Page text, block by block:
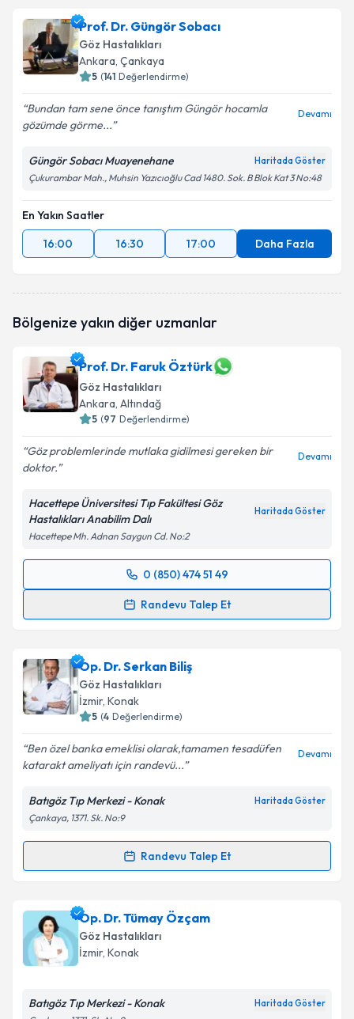
Prof. Dr. Güngör Sobacı
Göz Hastalıkları
Ankara, Çankaya
5 (141 Değerlendirme)
Bundan tam sene önce tanıştım Güngör hocamla
gözümde görme...
Devamı
Güngör Sobacı Muayenehane Haritada Göster
Çukurambar Mah., Muhsin Yazıcıoğlu Cad 1480. Sok. B Blok Kat 3 No:48
En Yakın Saatler
16:00
16:30 17:00 Daha Fazla
Bölgenize yakın diğer uzmanlar
Prof. Dr. Faruk Öztürk
Göz Hastalıkları
Ankara, Altındağ
5 (97 Değerlendirme)
Göz problemlerinde mutlaka gidilmesi gereken bir
doktor.
Devamı
Hacettepe Üniversitesi Tıp Fakültesi Göz
Hastalıkları Anabilim Dalı
Haritada Göster
Hacettepe Mh. Adnan Saygun Cd. No:2
0 (850) 474 51 49
Randevu Talep Et
Randevu Takvimi Talebi
takvim hazırlandığında e-posta ile bilgilendireceğiz.
E-posta Adresiniz
Kişisel verilerimin işlenmesine ilişkin
kapsamda işlenmesini kabul ediyorum.
Takvim Talebini Gönder
Op. Dr. Serkan Biliş
Göz Hastalıkları
İzmir, Konak
5 (4 Değerlendirme)
Ben özel banka emeklisi olarak,tamamen tesadüfen
katarakt ameliyatı için randevü...
Devamı
Batıgöz Tıp Merkezi - Konak Haritada Göster
Çankaya, 1371. Sk. No:9
Randevu Talep Et
Randevu Takvimi Talebi
Op. Dr. Serkan Bilişiçin randevu takvimi talebi
oluşturun. Size bu uzmandan randevu almanız için bir
takvim hazırlandığında e-posta ile bilgilendireceğiz.
Op. Dr. Tümay Özçam
Göz Hastalıkları
İzmir, Konak
Batıgöz Tıp Merkezi - Konak Haritada Göster